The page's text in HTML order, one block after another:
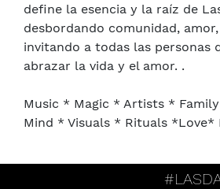
define la esencia y la raíz de
desbordando comunidad,
invitando a todas las personas
abrazar la vida y el amor. .
Music * Magic * Artists *
Mind * Visuals * Rituals *Love*